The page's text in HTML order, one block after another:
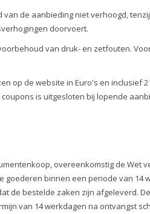
van de aanbieding niet verhoogd,
doorvoert.
van druk- en zetfouten.
op de website in Euro's en inclusief
is uitgesloten bij lopende
overeenkomstig de Wet
goederen binnen een periode van
de bestelde zaken zijn afgeleverd.
van 14 werkdagen na ontvangst